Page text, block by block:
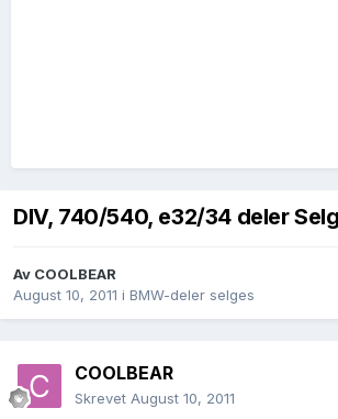
DIV, 740/540, e32/34 deler
Av COOLBEAR
August 10, 2011 i BMW-deler selges
COOLBEAR
Skrevet August 10, 2011